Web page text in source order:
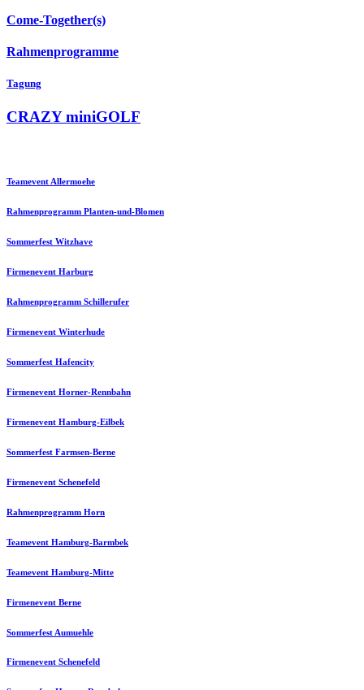
Come-Together(s)
Rahmenprogramme
Tagung
CRAZY miniGOLF
Teamevent Allermoehe
Rahmenprogramm Planten-und-Blomen
Sommerfest Witzhave
Firmenevent Harburg
Rahmenprogramm Schillerufer
Firmenevent Winterhude
Sommerfest Hafencity
Firmenevent Horner-Rennbahn
Firmenevent Hamburg-Eilbek
Sommerfest Farmsen-Berne
Firmenevent Schenefeld
Rahmenprogramm Horn
Teamevent Hamburg-Barmbek
Teamevent Hamburg-Mitte
Firmenevent Berne
Sommerfest Aumuehle
Firmenevent Schenefeld